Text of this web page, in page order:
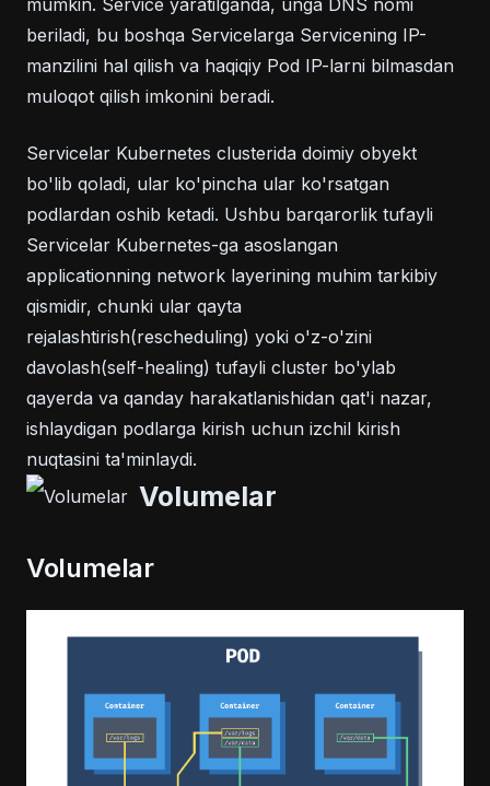
beriladi, bu boshqa Servicelarga Servicening IP-
manzilini hal qilish va haqiqiy Pod IP-larni bilmasdan
muloqot qilish imkonini beradi.
Servicelar Kubernetes clusterida doimiy obyekt
bo'lib qoladi, ular ko'pincha ular ko'rsatgan
podlardan oshib ketadi. Ushbu barqarorlik tufayli
Servicelar Kubernetes-ga asoslangan
applicationning network layerining muhim tarkibiy
qismidir, chunki ular qayta
rejalashtirish(rescheduling) yoki o'z-o'zini
davolash(self-healing) tufayli cluster bo'ylab
qayerda va qanday harakatlanishidan qat'i nazar,
ishlaydigan podlarga kirish uchun izchil kirish
nuqtasini ta'minlaydi.
Volumelar
Volumelar